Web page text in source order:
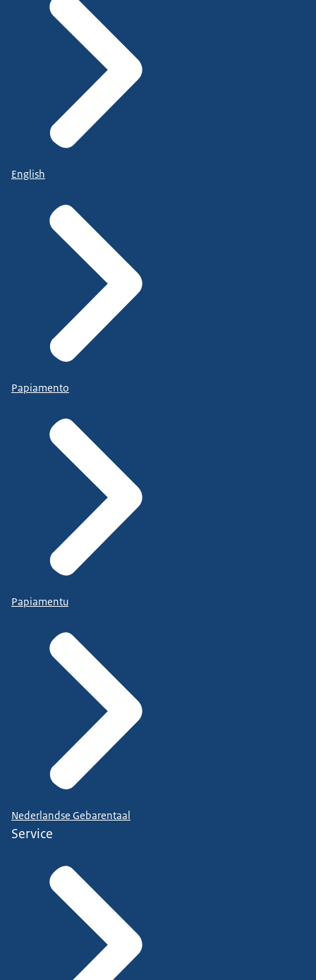
English
Papiamento
Papiamentu
Nederlandse Gebarentaal
Service